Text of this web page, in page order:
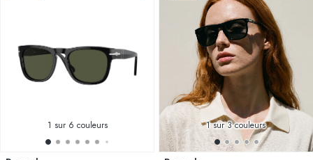
1 sur 6 couleurs 1sur 3 couleurs